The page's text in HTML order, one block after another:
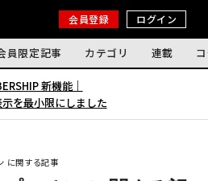
会員登録 ログイン
員限定記事 カテゴリ 連載
新機能｜
を最小限にしました
に関する記事